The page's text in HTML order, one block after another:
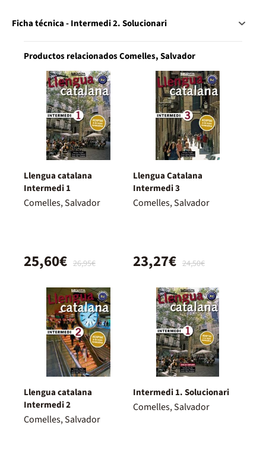
Ficha técnica - Intermedi 2. Solucionari
Productos relacionados Comelles, Salvador
Llengua catalana
Intermedi 1
Comelles, Salvador
26,95€
25,60€
Llengua Catalana
Intermedi 3
Comelles, Salvador
24,50€
23,27€
Llengua catalana
Intermedi 2
Comelles, Salvador
Intermedi 1. Solucionari
Comelles, Salvador